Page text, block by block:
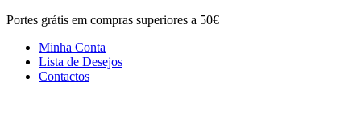
Portes grátis em compras superiores a 50€
Minha Conta
Lista de Desejos
Contactos